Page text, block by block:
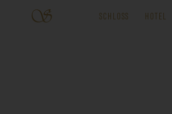
SCHLOSS HOTEL